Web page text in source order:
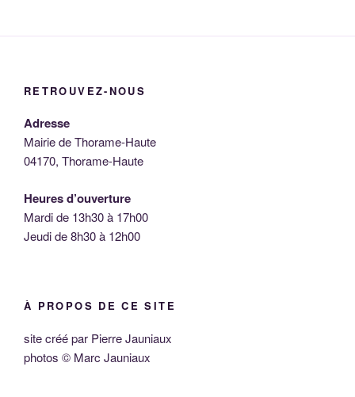
RETROUVEZ-NOUS
Adresse
Mairie de Thorame-Haute
04170, Thorame-Haute
Heures d’ouverture
Mardi de 13h30 à 17h00
Jeudi de 8h30 à 12h00
À PROPOS DE CE SITE
site créé par Pierre Jauniaux
photos © Marc Jauniaux